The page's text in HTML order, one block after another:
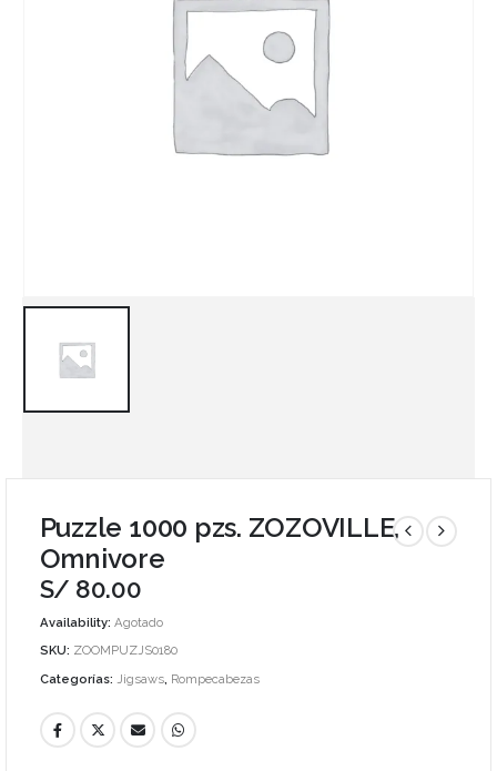
Puzzle 1000 pzs. ZOZOVILLE,
Omnivore
S/ 80.00
Availability: Agotado
SKU: ZOOMPUZJS0180
Categorías: Jigsaws, Rompecabezas